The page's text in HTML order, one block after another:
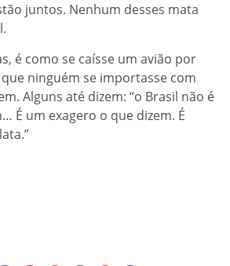
juntos. Nenhum desses mata
é como se caísse um avião por
ninguém se importasse com
Alguns até dizem: “o Brasil não é
É um exagero o que dizem. É